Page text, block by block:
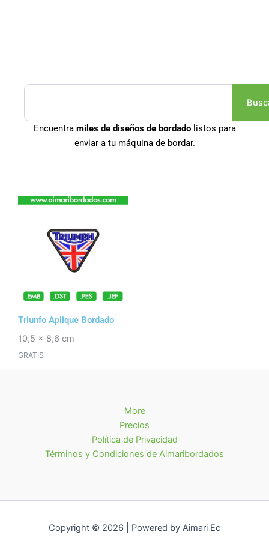
Buscar
Encuentra miles de diseños de bordado listos para
enviar a tu máquina de bordar.
Triunfo Aplique Bordado
10,5 x 8,6 cm
GRATIS
More
Precios
Política de Privacidad
Términos y Condiciones de Aimaribordados
Copyright © 2026 | Powered by Aimari Ec